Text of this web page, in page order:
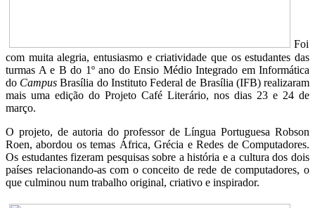
Foi
com muita alegria, entusiasmo e criatividade que os estudantes das
turmas A e B do 1º ano do Ensio Médio Integrado em Informática
do Campus Brasília do Instituto Federal de Brasília (IFB) realizaram
mais uma edição do Projeto Café Literário, nos dias 23 e 24 de
março.
O projeto, de autoria do professor de Língua Portuguesa Robson
Roen, abordou os temas África, Grécia e Redes de Computadores.
Os estudantes fizeram pesquisas sobre a história e a cultura dos dois
países relacionando-as com o conceito de rede de computadores, o
que culminou num trabalho original, criativo e inspirador.